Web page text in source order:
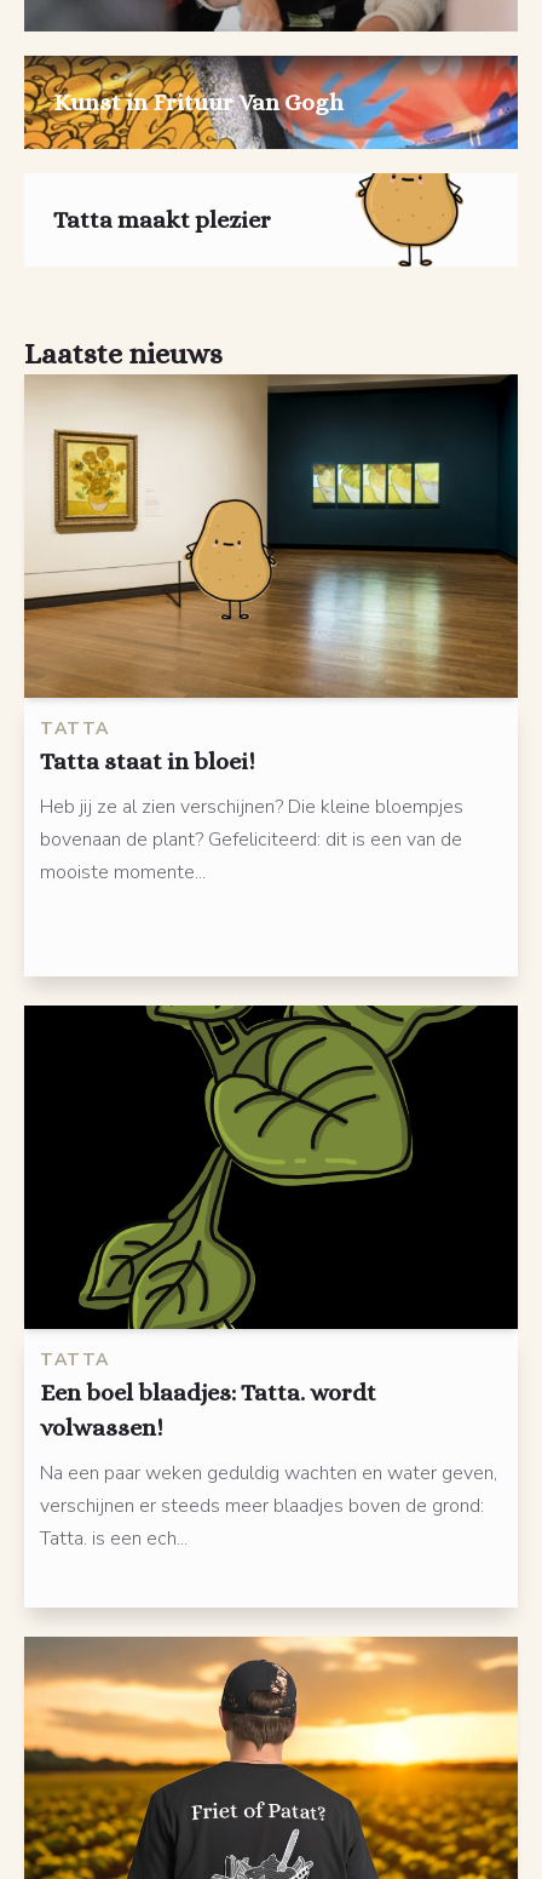
Kunst in Frituur Van Gogh
Tatta maakt plezier
Laatste nieuws
TATTA
Tatta staat in bloei!
Heb jij ze al zien verschijnen? Die kleine bloempjes
bovenaan de plant? Gefeliciteerd: dit is een van de
mooiste momente...
TATTA
Een boel blaadjes: Tatta. wordt
volwassen!
Na een paar weken geduldig wachten en water geven,
verschijnen er steeds meer blaadjes boven de grond:
Tatta. is een ech...